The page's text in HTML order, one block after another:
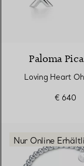
Paloma
Loving Heart
€ 640
Nur Online